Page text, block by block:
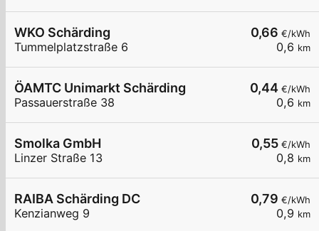
0,66 €/kWh
0,6 km
WKO Schärding
Tummelplatzstraße 6
0,44 €/kWh
0,6 km
ÖAMTC Unimarkt Schärding
Passauerstraße 38
0,55 €/kWh
0,8 km
Smolka GmbH
Linzer Straße 13
0,79 €/kWh
0,9 km
RAIBA Schärding DC
Kenzianweg 9